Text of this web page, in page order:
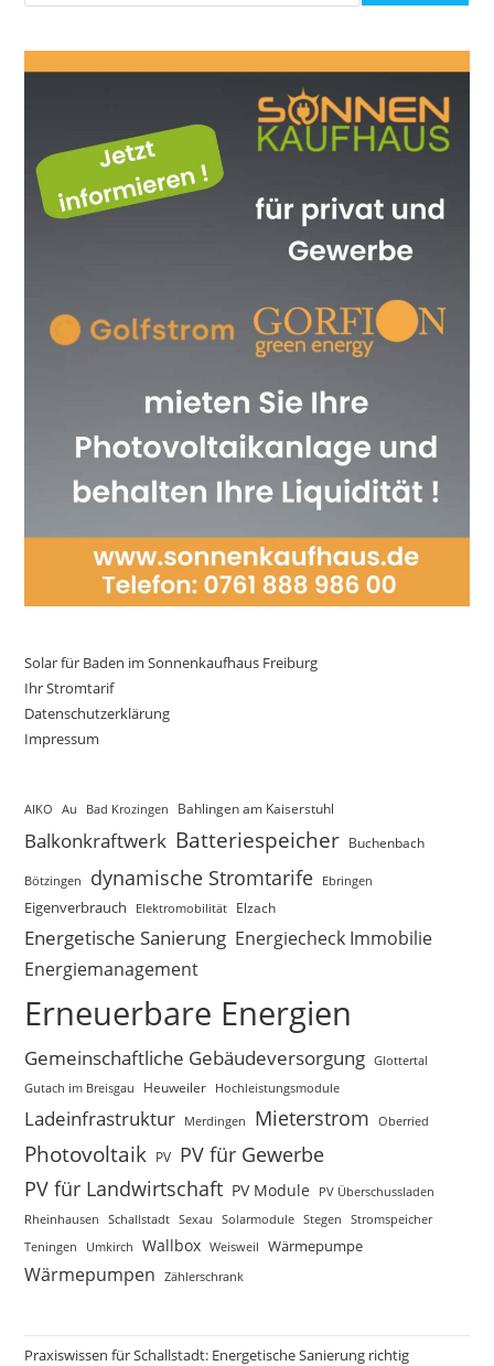
Solar für Baden im Sonnenkaufhaus Freiburg
Ihr Stromtarif
Datenschutzerklärung
Impressum
AIKO Au Bad Krozingen Bahlingen am Kaiserstuhl
Balkonkraftwerk Batteriespeicher Buchenbach
Bötzingen dynamische Stromtarife Ebringen
Eigenverbrauch Elektromobilität Elzach
Energetische Sanierung Energiecheck Immobilie
Energiemanagement
Erneuerbare Energien
Gemeinschaftliche Gebäudeversorgung Glottertal
Gutach im Breisgau
Heuweiler Hochleistungsmodule
Ladeinfrastruktur Merdingen Mieterstrom Oberried
Photovoltaik PV PV für Gewerbe
PV für Landwirtschaft PV Module
PV Überschussladen
Rheinhausen
Schallstadt Sexau Solarmodule Stegen
Stromspeicher
Teningen
Umkirch Wallbox Weisweil Wärmepumpe
Wärmepumpen Zählerschrank
Praxiswissen für Schallstadt: Energetische Sanierung richtig